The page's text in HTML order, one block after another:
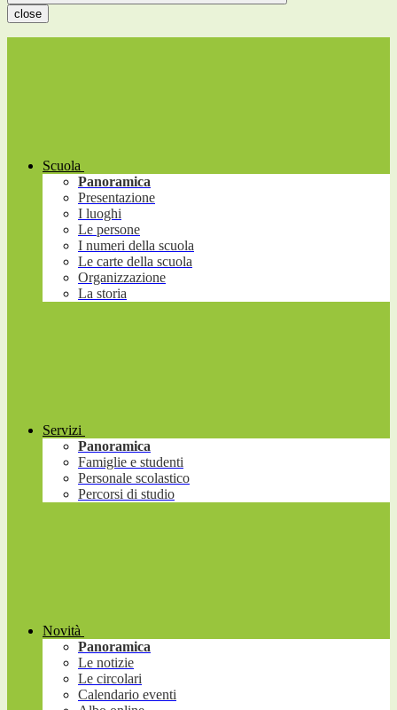
close
Scuola
Panoramica
Presentazione
I luoghi
Le persone
I numeri della scuola
Le carte della scuola
Organizzazione
La storia
Servizi
Panoramica
Famiglie e studenti
Personale scolastico
Percorsi di studio
Novità
Panoramica
Le notizie
Le circolari
Calendario eventi